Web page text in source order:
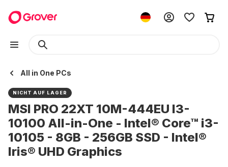
All in One PCs
NICHT AUF LAGER
MSI PRO 22XT 10M-444EU I3-
10100 All-in-One - Intel® Core™ i3-
10105 - 8GB - 256GB SSD - Intel®
Iris® UHD Graphics